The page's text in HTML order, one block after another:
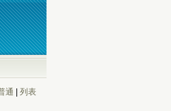
通 列表